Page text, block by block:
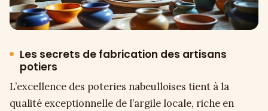
Les secrets de fabrication des artisans
potiers
L’excellence des poteries nabeulloises tient à la
qualité exceptionnelle de l’argile locale, riche en